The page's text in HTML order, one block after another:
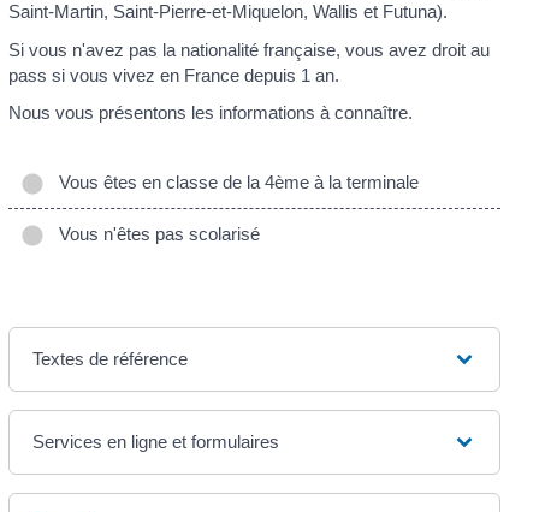
Saint-Martin, Saint-Pierre-et-Miquelon, Wallis et Futuna).
Si vous n'avez pas la nationalité française, vous avez droit au
pass si vous vivez en France depuis 1 an.
Nous vous présentons les informations à connaître.
Vous êtes en classe de la 4ème à la terminale
Vous n'êtes pas scolarisé
Textes de référence
Services en ligne et formulaires